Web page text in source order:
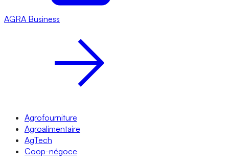
AGRA Business
Agrofourniture
Agroalimentaire
AgTech
Coop-négoce